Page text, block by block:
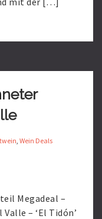
, Wein Deals
Megadeal –
– ‘El Tidón’